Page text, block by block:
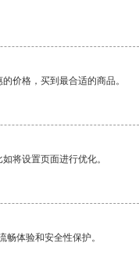
价格，买到最合适的商品。
将设置页面进行优化。
体验和安全性保护。